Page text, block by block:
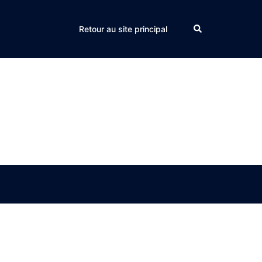
Retour au site principal Search